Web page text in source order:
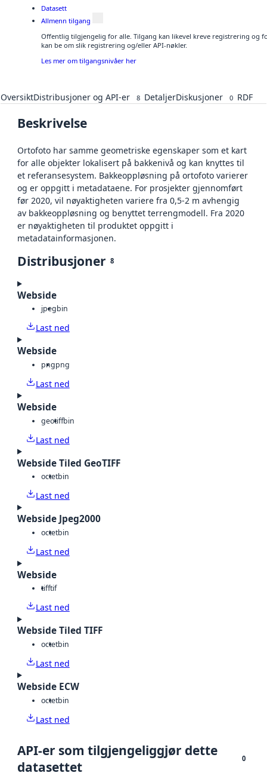
Datasett
Allmenn tilgang
Offentlig tilgjengelig for alle. Tilgang kan likevel kreve registrering og
kan be om slik registrering og/eller API-nøkler.
Les mer om tilgangsnivåer her
OversiktDistribusjoner og API-er 8 DetaljerDiskusjoner 0 RDF
Beskrivelse
Ortofoto har samme geometriske egenskaper som et kart
for alle objekter lokalisert på bakkenivå og kan knyttes til
et referansesystem. Bakkeoppløsning på ortofoto varierer
og er oppgitt i metadataene. For prosjekter gjennomført
før 2020, vil nøyaktigheten variere fra 0,5-2 m avhengig
av bakkeoppløsning og benyttet terrengmodell. Fra 2020
er nøyaktigheten til produktet oppgitt i
metadatainformasjonen.
Distribusjoner 8
Webside
jpegbin
Last ned
Webside
pngpng
Last ned
Webside
geotiffbin
Last ned
Webside Tiled GeoTIFF
octetbin
Last ned
Webside Jpeg2000
octetbin
Last ned
Webside
tifftif
Last ned
Webside Tiled TIFF
octetbin
Last ned
Webside ECW
octetbin
Last ned
API-er som tilgjengeliggjør dette
datasettet
0